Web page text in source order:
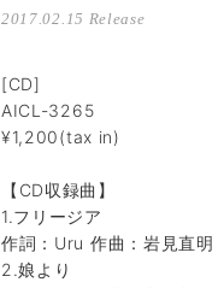
2017.02.15
[CD]
AICL-3265
¥1,200(tax in)
【CD収録曲】
1.フリージア
作詞：Uru 作曲：岩見直
2.娘より